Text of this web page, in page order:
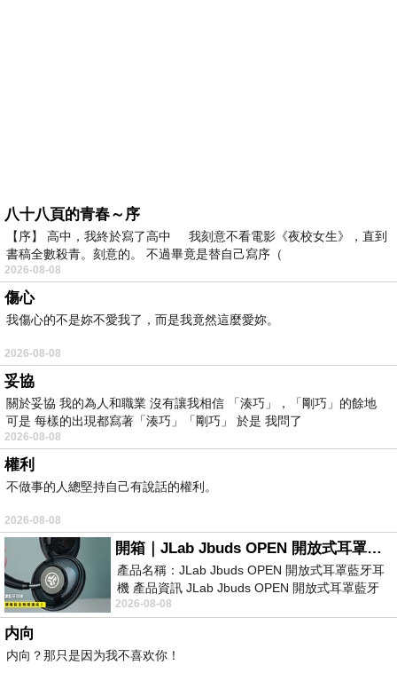
八十八頁的青春～序
【序】 高中，我終於寫了高中 我刻意不看電影《夜校女生》，直到
書稿全數殺青。刻意的。 不過畢竟是替自己寫序（
2026-08-08
傷心
我傷心的不是妳不愛我了，而是我竟然這麼愛妳。
2026-08-08
妥協
關於妥協 我的為人和職業 沒有讓我相信 「湊巧」，「剛巧」的餘地
可是 每樣的出現都寫著「湊巧」「剛巧」 於是 我問了
2026-08-08
權利
不做事的人總堅持自己有說話的權利。
2026-08-08
開箱｜JLab Jbuds OPEN 開放式耳罩藍牙耳機 - 設計美學，輕巧、透氣、環境音全物理達成！
產品名稱：JLab Jbuds OPEN 開放式耳罩藍牙耳
機 產品資訊 JLab Jbuds OPEN 開放式耳罩藍牙
耳機評語：非常有特色，值得喜愛美型工
2026-08-08
内向
内向？那只是因为我不喜欢你！